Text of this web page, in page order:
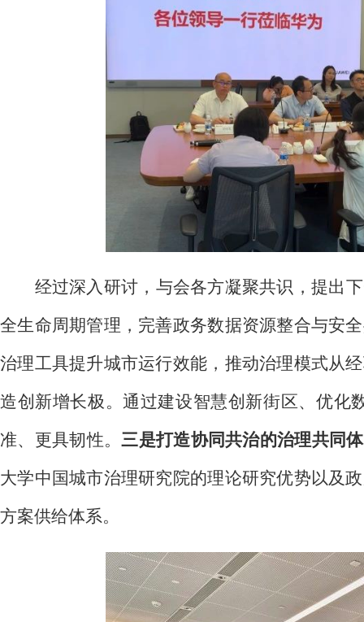
经过深入研讨，与会各方凝聚共识，提出
全生命周期管理，完善政务数据资源整合与安
治理工具提升城市运行效能，推动治理模式从
造创新增长极。通过建设智慧创新街区、优化
准、更具韧性。三是打造协同共治的治理共同体
大学中国城市治理研究院的理论研究优势以及
方案供给体系。